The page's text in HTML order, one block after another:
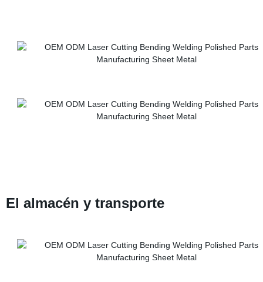
El almacén y transporte